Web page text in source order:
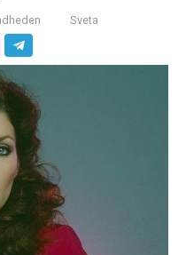
Sveta